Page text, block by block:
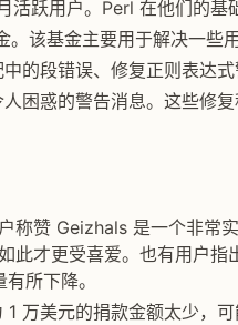
活跃用户。Perl 在他们的基
该基金主要用于解决一些
的段错误、修复正则表达
困惑的警告消息。这些修
称赞 Geizhals 是一个非常
此才更受喜爱。也有用户
所下降。
1 万美元的捐款金额太少，